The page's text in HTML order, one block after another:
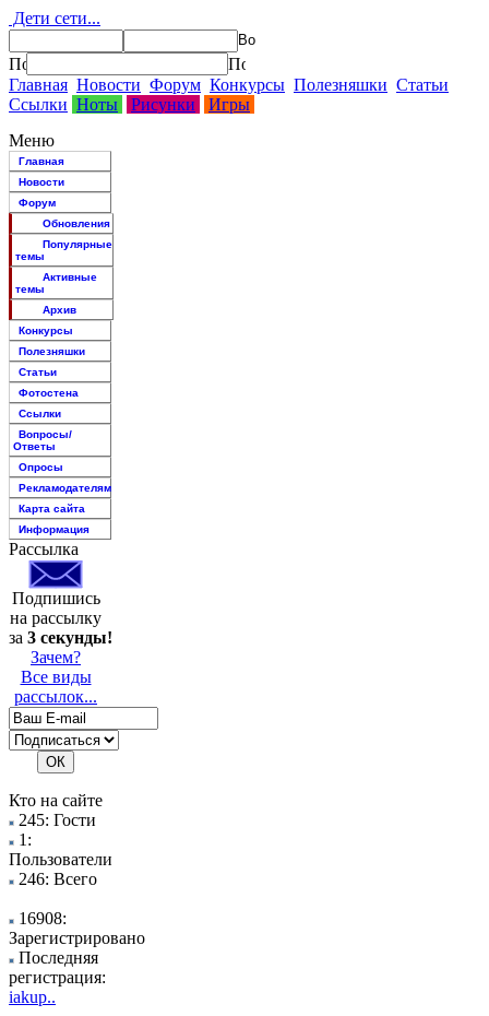
Дети сети...
Главная Новости Форум Конкурсы Полезняшки Статьи
Ссылки Ноты Рисунки
Игры
Меню
Главная
Новости
Форум
Обновления
Популярные
темы
Активные
темы
Архив
Конкурсы
Полезняшки
Статьи
Фотостена
Ссылки
Вопросы/
Ответы
Опросы
Рекламодателям
Карта сайта
Информация
Рассылка
Подпишись
на рассылку
за 3 секунды!
Зачем?
Все виды
рассылок...
Кто на сайте
245: Гости
1:
Пользователи
246: Всего
16908:
Зарегистрировано
Последняя
регистрация:
iakup..